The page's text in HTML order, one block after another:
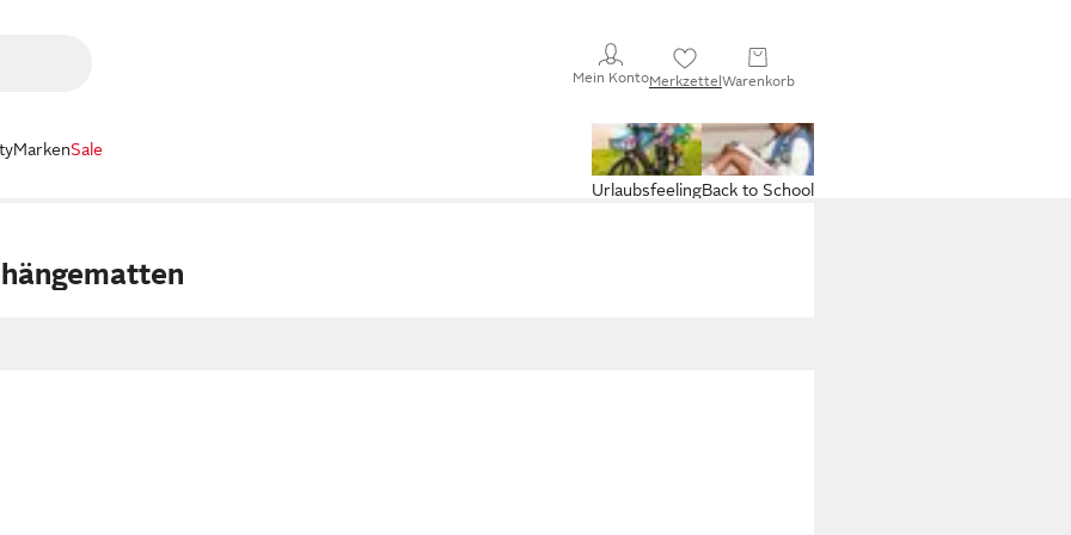
Mein KontoMerkzettelWarenkorb
MarkenSale
Back to School
Urlaubsfeeling